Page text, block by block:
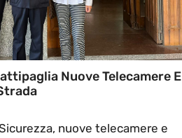
Nuove Telecamere E
nuove telecamere e